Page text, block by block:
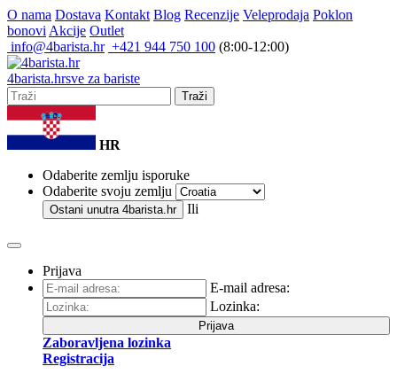
O nama Dostava Kontakt Blog Recenzije Veleprodaja Poklon
bonovi Akcije Outlet
info@4barista.hr +421 944 750 100 (8:00-12:00)
4barista.hrsve za bariste
Traži
HR
Odaberite zemlju isporuke
Odaberite svoju zemlju
Ostani unutra 4barista.hr Ili
Prijava
E-mail adresa:
Lozinka:
Prijava
Zaboravljena lozinka
Registracija